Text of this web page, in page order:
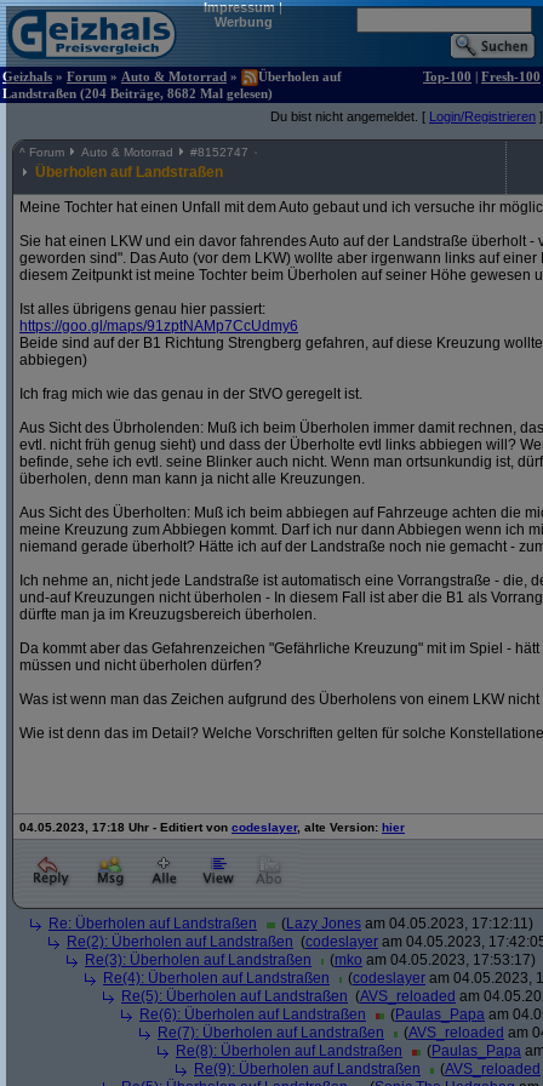
Impressum|
Werbung
Geizhals » Forum » Auto & Motorrad »
Überholen auf
Landstraßen (204 Beiträge, 8682 Mal gelesen)
Top-100 | Fresh-100
Du bist nicht angemeldet. [ Login/Registrieren ]
^ Forum Auto & Motorrad #8152747
Überholen auf Landstraßen
Meine Tochter hat einen Unfall mit dem Auto gebaut und ich versuche ihr
Sie hat einen LKW und ein davor fahrendes Auto auf der Landstraße überholt -
geworden sind". Das Auto (vor dem LKW) wollte aber irgenwann links auf
diesem Zeitpunkt ist meine Tochter beim Überholen auf seiner Höhe gewesen
Ist alles übrigens genau hier passiert:
https://goo.gl/maps/91zptNAMp7CcUdmy6
Beide sind auf der B1 Richtung Strengberg gefahren, auf diese Kreuzung
abbiegen)
Ich frag mich wie das genau in der StVO geregelt ist.
Aus Sicht des Übrholenden: Muß ich beim Überholen immer damit rechnen,
evtl. nicht früh genug sieht) und dass der Überholte evtl links abbiegen will?
befinde, sehe ich evtl. seine Blinker auch nicht. Wenn man ortsunkundig ist,
überholen, denn man kann ja nicht alle Kreuzungen.
Aus Sicht des Überholten: Muß ich beim abbiegen auf Fahrzeuge achten die
meine Kreuzung zum Abbiegen kommt. Darf ich nur dann Abbiegen wenn ich
niemand gerade überholt? Hätte ich auf der Landstraße noch nie gemacht -
Ich nehme an, nicht jede Landstraße ist automatisch eine Vorrangstraße - die,
und-auf Kreuzungen nicht überholen - In diesem Fall ist aber die B1 als
dürfte man ja im Kreuzugsbereich überholen.
Da kommt aber das Gefahrenzeichen "Gefährliche Kreuzung" mit im Spiel -
müssen und nicht überholen dürfen?
Was ist wenn man das Zeichen aufgrund des Überholens von einem LKW
Wie ist denn das im Detail? Welche Vorschriften gelten für solche
04.05.2023, 17:18 Uhr - Editiert von codeslayer, alte Version: hier
Re: Überholen auf Landstraßen (Lazy Jones am 04.05.2023, 17:12:11)
Re(2): Überholen auf Landstraßen (codeslayer am 04.05.2023,
Re(3): Überholen auf Landstraßen
(mko am 04.05.2023, 17:53:17)
Re(4): Überholen auf Landstraßen
(codeslayer am 04.05.2023,
Re(5): Überholen auf Landstraßen (AVS_reloaded am
Re(6): Überholen auf Landstraßen
(Paulas_Papa am
Re(7): Überholen auf Landstraßen
(AVS_reloaded am
Re(8): Überholen auf Landstraßen
(Paulas_Papa
Re(9): Überholen auf Landstraßen
(AVS_reloaded